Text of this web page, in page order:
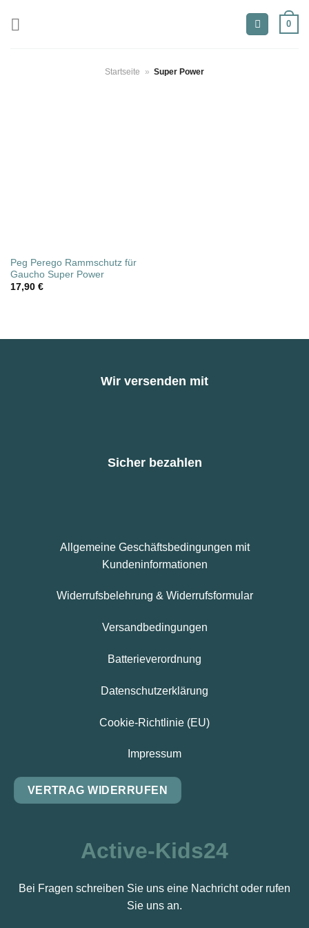
0
Startseite » Super Power
Peg Perego Rammschutz für
Gaucho Super Power
17,90 €
Wir versenden mit
Sicher bezahlen
Allgemeine Geschäftsbedingungen mit
Kundeninformationen
Widerrufsbelehrung & Widerrufsformular
Versandbedingungen
Batterieverordnung
Datenschutzerklärung
Cookie-Richtlinie (EU)
Impressum
VERTRAG WIDERRUFEN
Active-Kids24
Bei Fragen schreiben Sie uns eine Nachricht oder rufen
Sie uns an.